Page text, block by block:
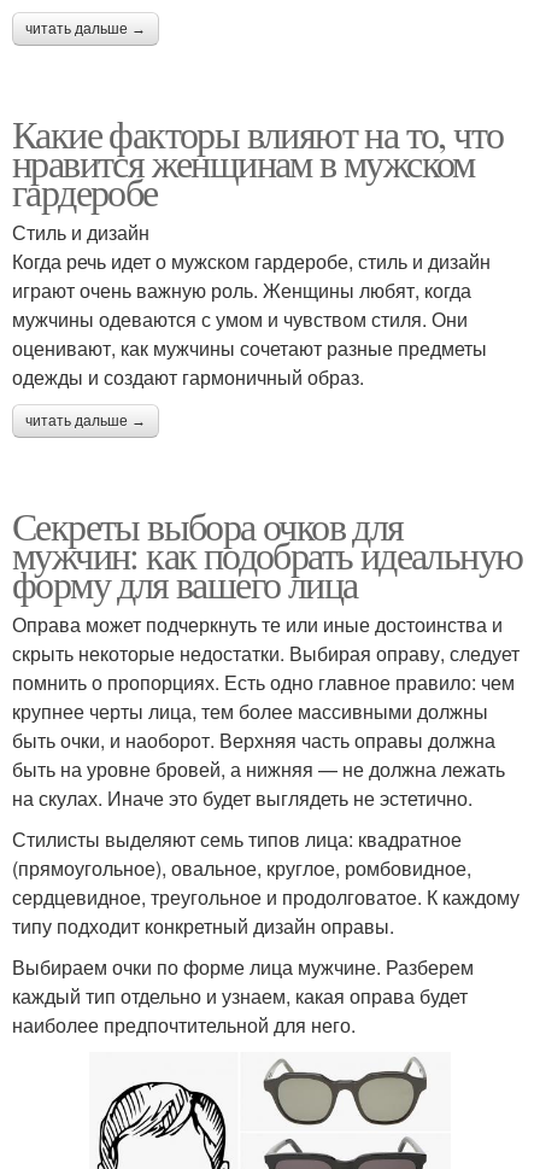
читать дальше →
Какие факторы влияют на то, что
нравится женщинам в мужском
гардеробе
Стиль и дизайн
Когда речь идет о мужском гардеробе, стиль и дизайн
играют очень важную роль. Женщины любят, когда
мужчины одеваются с умом и чувством стиля. Они
оценивают, как мужчины сочетают разные предметы
одежды и создают гармоничный образ.
читать дальше →
Секреты выбора очков для
мужчин: как подобрать идеальную
форму для вашего лица
Оправа может подчеркнуть те или иные достоинства и
скрыть некоторые недостатки. Выбирая оправу, следует
помнить о пропорциях. Есть одно главное правило: чем
крупнее черты лица, тем более массивными должны
быть очки, и наоборот. Верхняя часть оправы должна
быть на уровне бровей, а нижняя — не должна лежать
на скулах. Иначе это будет выглядеть не эстетично.
Стилисты выделяют семь типов лица: квадратное
(прямоугольное), овальное, круглое, ромбовидное,
сердцевидное, треугольное и продолговатое. К каждому
типу подходит конкретный дизайн оправы.
Выбираем очки по форме лица мужчине. Разберем
каждый тип отдельно и узнаем, какая оправа будет
наиболее предпочтительной для него.